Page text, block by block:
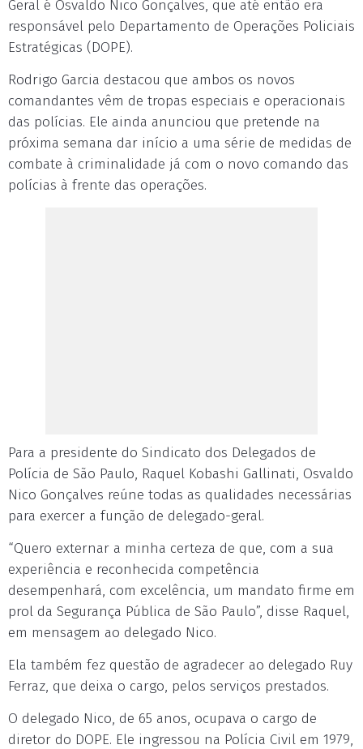
Geral é Osvaldo Nico Gonçalves, que até então era
responsável pelo Departamento de Operações Policiais
Estratégicas (DOPE).
Rodrigo Garcia destacou que ambos os novos
comandantes vêm de tropas especiais e operacionais
das polícias. Ele ainda anunciou que pretende na
próxima semana dar início a uma série de medidas de
combate à criminalidade já com o novo comando das
polícias à frente das operações.
Para a presidente do Sindicato dos Delegados de
Polícia de São Paulo, Raquel Kobashi Gallinati, Osvaldo
Nico Gonçalves reúne todas as qualidades necessárias
para exercer a função de delegado-geral.
“Quero externar a minha certeza de que, com a sua
experiência e reconhecida competência
desempenhará, com excelência, um mandato firme em
prol da Segurança Pública de São Paulo”, disse Raquel,
em mensagem ao delegado Nico.
Ela também fez questão de agradecer ao delegado Ruy
Ferraz, que deixa o cargo, pelos serviços prestados.
O delegado Nico, de 65 anos, ocupava o cargo de
diretor do DOPE. Ele ingressou na Polícia Civil em 1979,